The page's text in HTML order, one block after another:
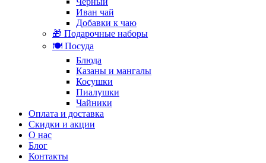
Иван чай
Добавки к чаю
🎁 Подарочные наборы
🍽️ Посуда
Блюда
Казаны и мангалы
Косушки
Пиалушки
Чайники
Оплата и доставка
Скидки и акции
О нас
Блог
Контакты